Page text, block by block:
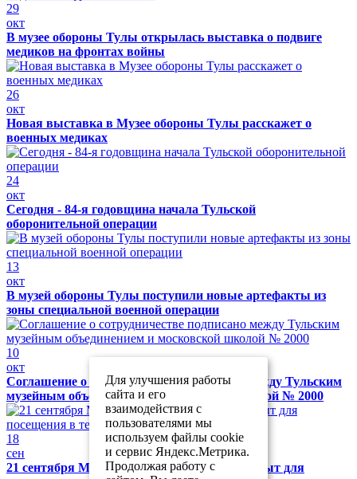
29
окт
В музее обороны Тулы открылась выставка о подвиге
медиков на фронтах войны
26
окт
Новая выставка в Музее обороны Тулы расскажет о
военных медиках
24
окт
Сегодня - 84-я годовщина начала Тульской
оборонительной операции
13
окт
В музей обороны Тулы поступили новые артефакты из
зоны специальной военной операции
10
окт
Соглашение о сотрудничестве подписано между Тульским
музейным объединением и московской школой № 2000
18
сен
21 сентября Музей обороны Тулы будет закрыт для
Для улучшения работы
сайта и его
взаимодействия с
пользователями мы
используем файлы cookie
и сервис Яндекс.Метрика.
Продолжая работу с